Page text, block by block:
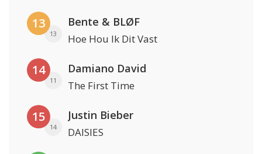
13
13
Bente & BLØF
Hoe Hou Ik Dit Vast
14
11
Damiano David
The First Time
15
14
Justin Bieber
DAISIES